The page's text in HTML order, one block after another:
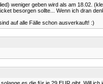
weniger geben wird als am 18.02.
besorgen sollte... Wenn ich dran
auf alle Fälle schon ausverkauft! :)